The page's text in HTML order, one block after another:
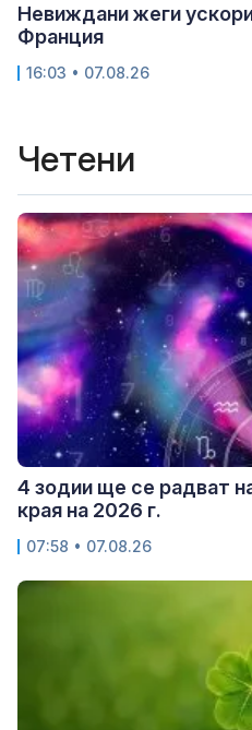
Невиждани жеги
Франция
16:03 • 07.08.26
Четени
4 зодии ще се радват
края на 2026 г.
07:58 • 07.08.26